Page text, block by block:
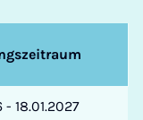
- 18.01.2027